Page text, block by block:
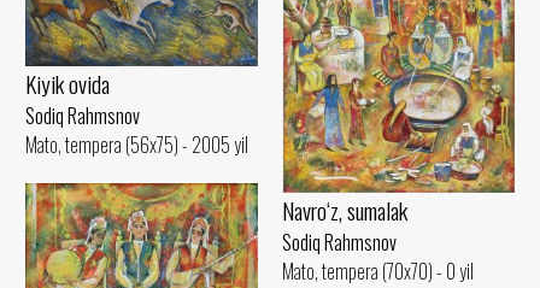
Kiyik ovida
Sodiq Rahmsnov
Mato, tempera (56x75) - 2005 yil
Navro‘z, sumalak
Sodiq Rahmsnov
Mato, tempera (70x70) - 0 yil